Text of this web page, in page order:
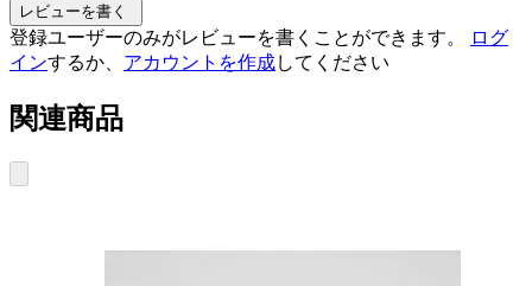
レビューを書く
登録ユーザーのみがレビューを書くことができます。
ログ
インするか、 アカウントを作成してください
関連商品